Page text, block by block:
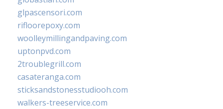
glpascensori.com
rifloorepoxy.com
woolleymillingandpaving.com
uptonpvd.com
2troublegrill.com
casateranga.com
sticksandstonesstudiooh.com
walkers-treeservice.com